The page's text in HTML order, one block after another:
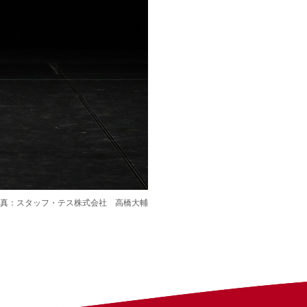
：スタッフ・テス株式会社 高橋大輔